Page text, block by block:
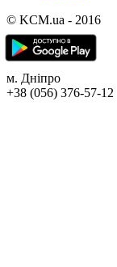
© KCM.ua - 2016
м. Дніпро
+38 (056) 376-57-12